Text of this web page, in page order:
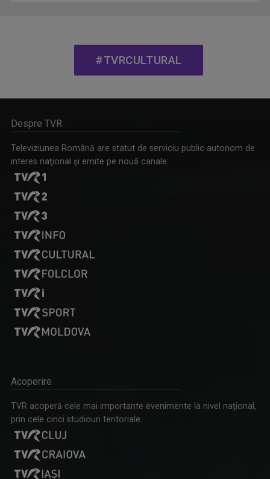
DIALOGURI ACADEMICE
Din aprilie 2023, TVR Cultural le aduce ...
REMIX
#TVRCULTURAL
Despre TVR
Televiziunea Română are statut de serviciu public autonom de
interes naţional şi emite pe nouă canale:
Acoperire
TVR acoperă cele mai importante evenimente la nivel naţional,
prin cele cinci studiouri teritoriale: